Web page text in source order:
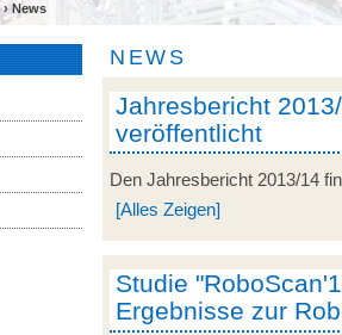
› News
NEWS
Jahresbericht
veröffentlicht
Den Jahresbericht 2013/14
[Alles Zeigen]
Studie
Ergebnisse zur